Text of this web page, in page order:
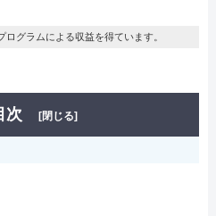
グラムによる収益を得ています。
次 [閉じる]